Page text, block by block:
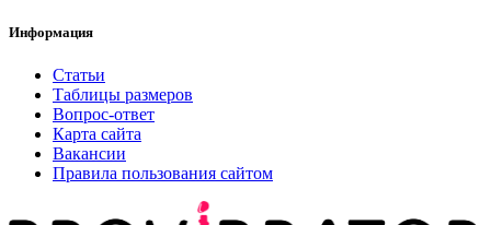
Информация
Статьи
Таблицы размеров
Вопрос-ответ
Карта сайта
Вакансии
Правила пользования сайтом